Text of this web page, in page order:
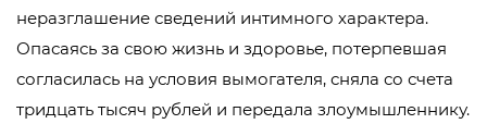
неразглашение сведений интимного характера.
Опасаясь за свою жизнь и здоровье, потерпевшая
согласилась на условия вымогателя, сняла со счета
тридцать тысяч рублей и передала злоумышленнику.